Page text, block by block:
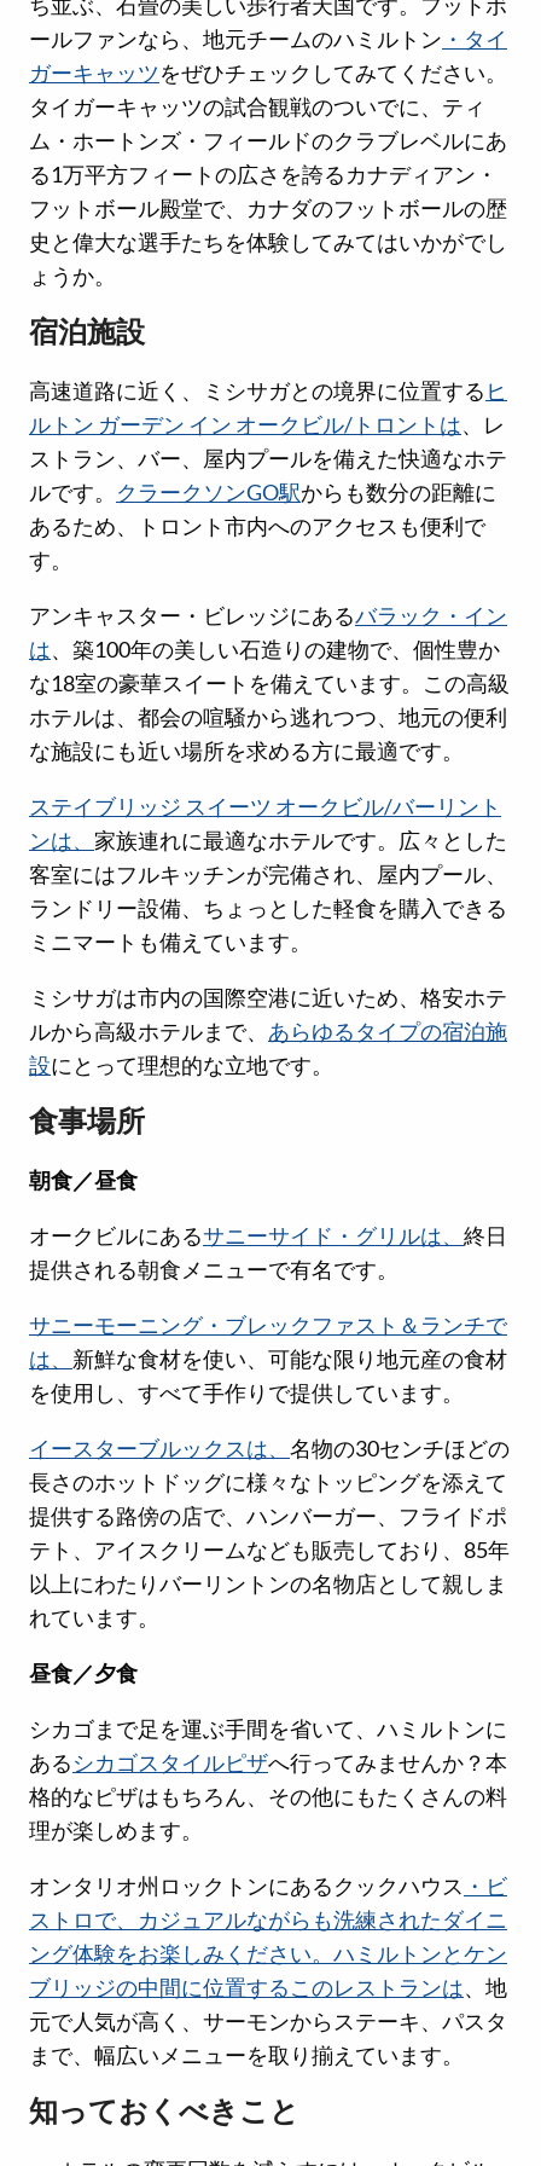
ち並ぶ、石畳の美しい歩行者天国です。フットボ
ールファンなら、地元チームのハミルトン ・タイ
ガーキャッツをぜひチェックしてみてください。
タイガーキャッツの試合観戦のついでに、ティ
ム・ホートンズ・フィールドのクラブレベルにあ
る1万平方フィートの広さを誇るカナディアン・
フットボール殿堂で、カナダのフットボールの歴
史と偉大な選手たちを体験してみてはいかがでし
ょうか。
宿泊施設
高速道路に近く、ミシサガとの境界に位置する ヒ
ルトン ガーデン イン オークビル/トロントは、レ
ストラン、バー、屋内プールを備えた快適なホテ
ルです。 クラークソンGO駅からも数分の距離に
あるため、トロント市内へのアクセスも便利で
す。
アンキャスター・ビレッジにあるバラック・イン
は、築100年の美しい石造りの建物で、個性豊か
な18室の豪華スイートを備えています。この高級
ホテルは、都会の喧騒から逃れつつ、地元の便利
な施設にも近い場所を求める方に最適です。
ステイブリッジ スイーツ オークビル/バーリント
ンは、 家族連れに最適なホテルです。広々とした
客室にはフルキッチンが完備され、屋内プール、
ランドリー設備、ちょっとした軽食を購入できる
ミニマートも備えています。
ミシサガは市内の国際空港に近いため、格安ホテ
ルから高級ホテルまで、 あらゆるタイプの宿泊施
設にとって理想的な立地です。
食事場所
朝食／昼食
オークビルにあるサニーサイド・グリルは、 終日
提供される朝食メニューで有名です。
サニーモーニング・ブレックファスト＆ランチで
は、 新鮮な食材を使い、可能な限り地元産の食材
を使用し、すべて手作りで提供しています。
イースターブルックスは、 名物の30センチほどの
長さのホットドッグに様々なトッピングを添えて
提供する路傍の店で、ハンバーガー、フライドポ
テト、アイスクリームなども販売しており、85年
以上にわたりバーリントンの名物店として親しま
れています。
昼食／夕食
シカゴまで足を運ぶ手間を省いて、ハミルトンに
あるシカゴスタイルピザへ行ってみませんか？本
格的なピザはもちろん、その他にもたくさんの料
理が楽しめます。
オンタリオ州ロックトンにあるクックハウス ・ビ
ストロで、カジュアルながらも洗練されたダイニ
ング体験をお楽しみください。ハミルトンとケン
ブリッジの中間に位置するこのレストランは、地
元で人気が高く、サーモンからステーキ、パスタ
まで、幅広いメニューを取り揃えています。
知っておくべきこと